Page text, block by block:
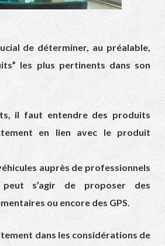
de déterminer, au préalable,
les plus pertinents dans son
il faut entendre des produits
en lien avec le produit
auprès de professionnels
s’agir de proposer des
ou encore des GPS.
dans les considérations de